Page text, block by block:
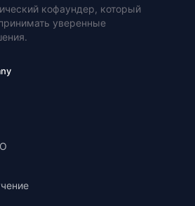
кофаундер, который
уверенные